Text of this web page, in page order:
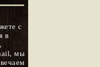
с
в
мы